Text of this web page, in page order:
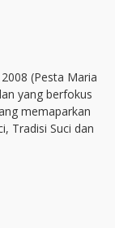
(Pesta Maria
yang berfokus
memaparkan
Tradisi Suci dan